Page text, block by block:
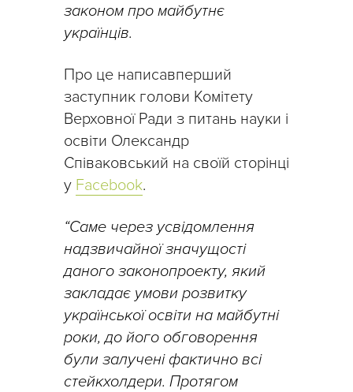
законом про майбутнє
українців.
Про це написавперший
заступник голови Комітету
Верховної Ради з питань науки і
освіти Олександр
Співаковський на своїй сторінці
у Facebook.
“Саме через усвідомлення
надзвичайної значущості
даного законопроекту, який
закладає умови розвитку
української освіти на майбутні
роки, до його обговорення
були залучені фактично всі
стейкхолдери. Протягом